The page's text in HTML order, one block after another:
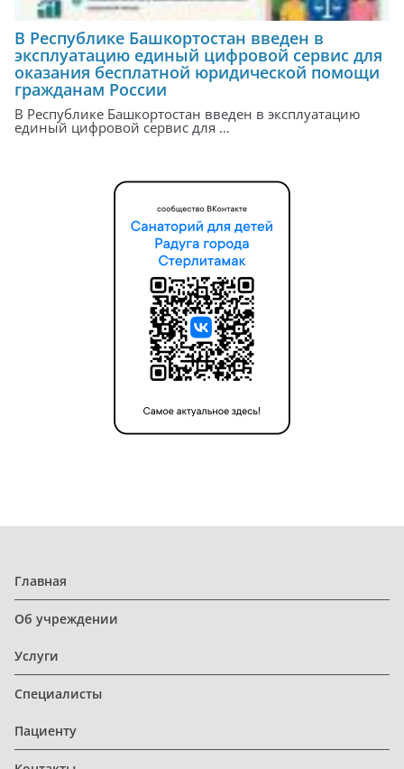
В Республике Башкортостан введен в
эксплуатацию единый цифровой сервис для
оказания бесплатной юридической помощи
гражданам России
В Республике Башкортостан введен в эксплуатацию
единый цифровой сервис для …
Главная
Об учреждении
Услуги
Специалисты
Пациенту